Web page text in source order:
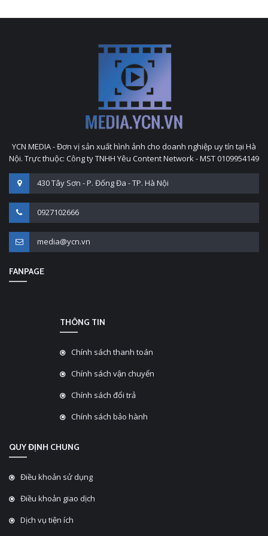
YCN MEDIA - Đơn vị sản xuất hình ảnh cho doanh nghiệp uy tín tại Hà
Nội. Trực thuộc: Công ty TNHH Yêu Content Network - MST 0109954149
430 Tây Sơn - P. Đống Đa - TP. Hà Nội
0927102666
media@ycn.vn
FANPAGE
THÔNG TIN
Chính sách thanh toán
Chính sách vận chuyển
Chính sách đổi trả
Chính sách bảo hành
QUY ĐỊNH CHUNG
Điều khoản sử dụng
Điều khoản giao dịch
Dịch vụ tiện ích